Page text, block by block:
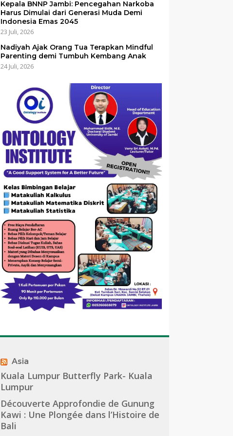
Kepala BNNP Jambi: Pencegahan Narkoba
Harus Dimulai dari Generasi Muda Demi
Indonesia Emas 2045
23 Juli, 2026
Nadiyah Ajak Orang Tua Terapkan Mindful
Parenting demi Tumbuh Kembang Anak
24 Juli, 2026
Asia
Kuala Lumpur Butterfly Park- Kuala
Lumpur
Découverte Approfondie de Gunung
Kawi : Une Plongée dans l’Histoire de
Bali